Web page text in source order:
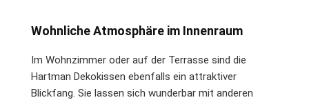
Wohnliche Atmosphäre im Innenraum
Im Wohnzimmer oder auf der Terrasse sind die
Hartman Dekokissen ebenfalls ein attraktiver
Blickfang. Sie lassen sich wunderbar mit anderen